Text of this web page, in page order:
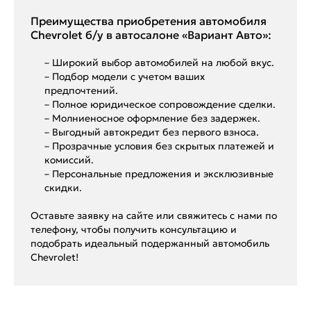
Преимущества приобретения автомобиля
Chevrolet б/у в автосалоне «Вариант Авто»:
– Широкий выбор автомобилей на любой вкус.
– Подбор модели с учетом ваших
предпочтений.
– Полное юридическое сопровождение сделки.
– Молниеносное оформление без задержек.
– Выгодный автокредит без первого взноса.
– Прозрачные условия без скрытых платежей и
комиссий.
– Персональные предложения и эксклюзивные
скидки.
Оставьте заявку на сайте или свяжитесь с нами по
телефону, чтобы получить консультацию и
подобрать идеальный подержанный автомобиль
Chevrolet!